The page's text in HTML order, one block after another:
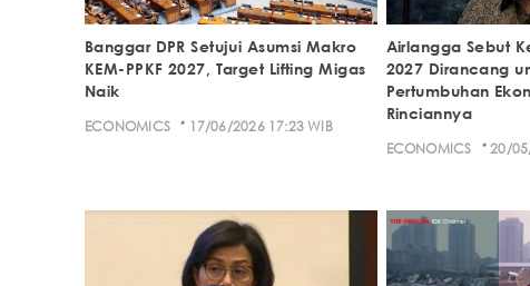
Banggar DPR Setujui Asumsi Makro
KEM-PPKF 2027, Target Lifting Migas
Naik
ECONOMICS · 17/06/2026 17:23 WIB
Airlangga Sebut
2027 Dirancang
Pertumbuhan
Rinciannya
ECONOMICS · 20/